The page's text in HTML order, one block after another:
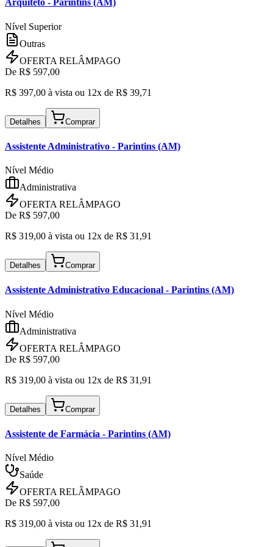
Arquiteto - Parintins (AM)
Nível Superior
Outras
OFERTA RELÂMPAGO
De R$ 597,00
R$ 397,00 à vista ou 12x de R$ 39,71
Detalhes Comprar
Assistente Administrativo - Parintins (AM)
Nível Médio
Administrativa
OFERTA RELÂMPAGO
De R$ 597,00
R$ 319,00 à vista ou 12x de R$ 31,91
Detalhes Comprar
Assistente Administrativo Educacional - Parintins (AM)
Nível Médio
Administrativa
OFERTA RELÂMPAGO
De R$ 597,00
R$ 319,00 à vista ou 12x de R$ 31,91
Detalhes Comprar
Assistente de Farmácia - Parintins (AM)
Nível Médio
Saúde
OFERTA RELÂMPAGO
De R$ 597,00
R$ 319,00 à vista ou 12x de R$ 31,91